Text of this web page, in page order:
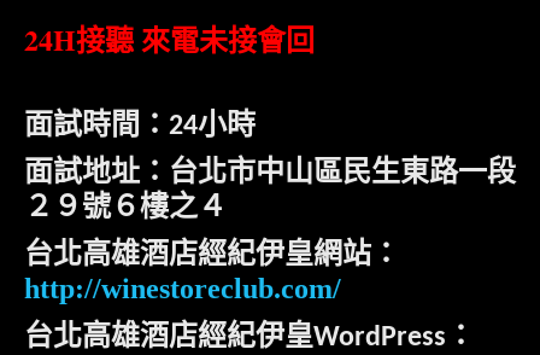
24H接聽 來電未接會回
面試時間： 24小時
面試地址：台北市中山區民生東路一段
２９號６樓之４
台北高雄酒店經紀伊皇網站：
http://winestoreclub.com/
台北高雄酒店經紀伊皇WordPress ：